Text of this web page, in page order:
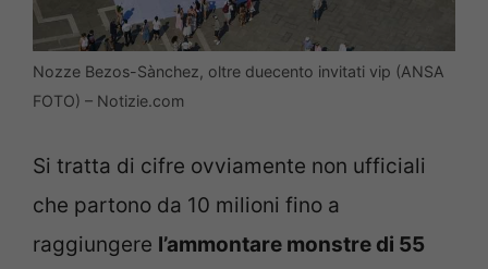
Nozze Bezos-Sànchez, oltre duecento invitati vip (ANSA
FOTO) – Notizie.com
Si tratta di cifre ovviamente non ufficiali
che partono da 10 milioni fino a
raggiungere l’ammontare monstre di 55